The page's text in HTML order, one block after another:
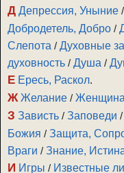
Д Депрессия, Уныние
Добродетель, Добро /
Слепота /Духовные
духовность /Душа /
Е Ересь, Раскол.
Ж Желание /Женщина
З Зависть /Заповеди
Божия /Защита,
Враги /Знание,
И Игры / Известные